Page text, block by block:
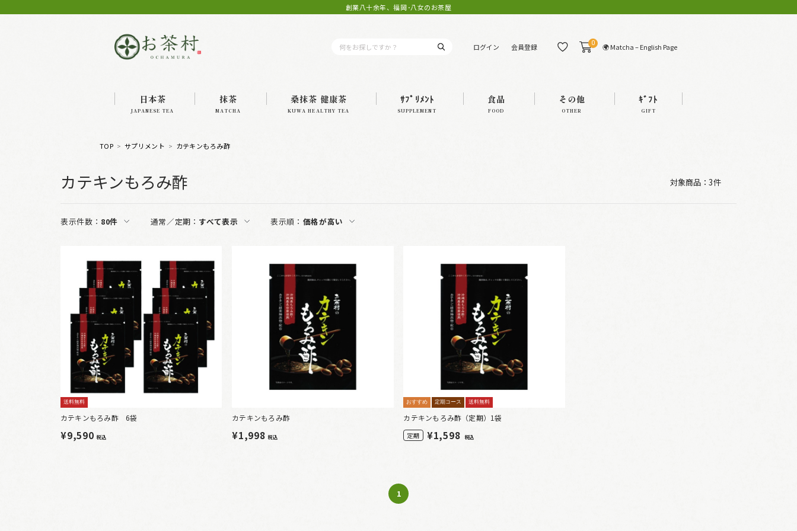
創業八十余年、福岡･八女のお茶屋
ログイン 会員登録 0 🌍 Matcha – English Page
日本茶
JAPANESE TEA
抹茶
MATCHA
桑抹茶 健康茶
KUWA HEALTHY TEA
ｻﾌﾟﾘﾒﾝﾄ
SUPPLEMENT
食品
FOOD
その他
OTHER
ｷﾞﾌﾄ
GIFT
TOP サプリメント カテキンもろみ酢
カテキンもろみ酢 対象商品：3件
表示件数： 80件 通常／定期： すべて表示 表示順： 価格が高い
送料無料
カテキンもろみ酢 6袋
¥9,590税込
カテキンもろみ酢
¥1,998税込
おすすめ 定期コース 送料無料
カテキンもろみ酢（定期）1袋
定期 ¥1,598 税込
1